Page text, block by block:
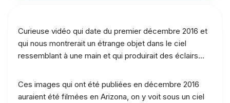
Curieuse vidéo qui date du premier décembre 2016 et
qui nous montrerait un étrange objet dans le ciel
ressemblant à une main et qui produirait des éclairs…
Ces images qui ont été publiées en décembre 2016
auraient été filmées en Arizona, on y voit sous un ciel